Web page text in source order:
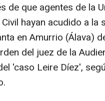
de que agentes de la
hayan acudido a la
en Amurrio (Álava)
del juez de la
'caso Leire Díez',